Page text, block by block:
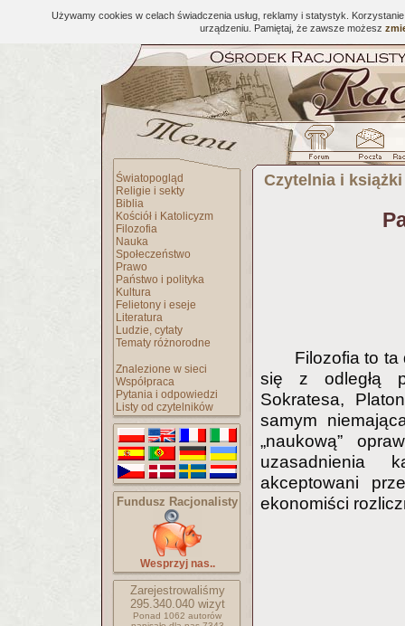
Używamy cookies w celach świadczenia usług, reklamy i statystyk.
urządzeniu. Pamiętaj, że zawsze możesz
Światopogląd
Religie i sekty
Biblia
Kościół i Katolicyzm
Filozofia
Nauka
Społeczeństwo
Prawo
Państwo i polityka
Kultura
Felietony i eseje
Literatura
Ludzie, cytaty
Tematy różnorodne
Znalezione w sieci
Współpraca
Pytania i odpowiedzi
Listy od czytelników
Fundusz Racjonalisty
Wesprzyj nas..
Zarejestrowaliśmy
295.340.040wizyt
Ponad 1062 autorów
Czytelnia i książki
Filozofia to
się z odległą
Sokratesa,
samym
„naukową”
uzasadnienia
akceptowani
ekonomiści